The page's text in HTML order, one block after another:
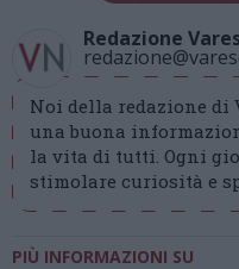
Redazione
Noi della redazione di
una buona
la vita di tutti. Ogni
stimolare curiosità e
PIÙ INFORMAZIONI SU